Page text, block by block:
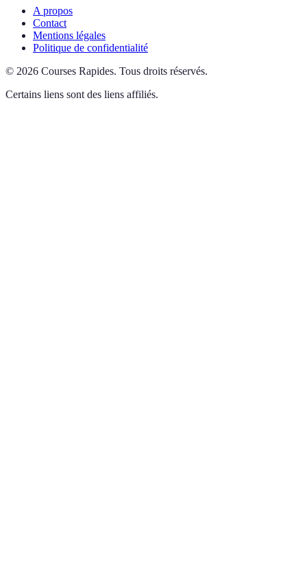
A propos
Contact
Mentions légales
Politique de confidentialité
© 2026 Courses Rapides. Tous droits réservés.
Certains liens sont des liens affiliés.